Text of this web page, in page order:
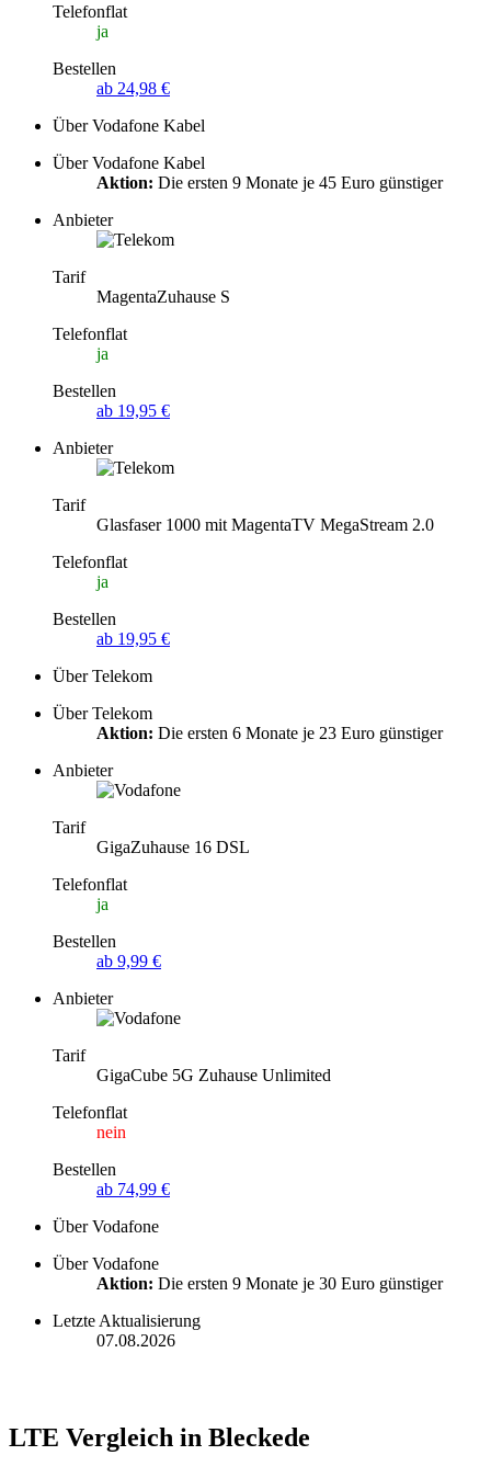
Telefonflat
ja
Bestellen
ab 24,98 €
Über Vodafone Kabel
Über Vodafone Kabel
Aktion: Die ersten 9 Monate je 45 Euro günstiger
Anbieter
Tarif
MagentaZuhause S
Telefonflat
ja
Bestellen
ab 19,95 €
Anbieter
Tarif
Glasfaser 1000 mit MagentaTV MegaStream 2.0
Telefonflat
ja
Bestellen
ab 19,95 €
Über Telekom
Über Telekom
Aktion: Die ersten 6 Monate je 23 Euro günstiger
Anbieter
Tarif
GigaZuhause 16 DSL
Telefonflat
ja
Bestellen
ab 9,99 €
Anbieter
Tarif
GigaCube 5G Zuhause Unlimited
Telefonflat
nein
Bestellen
ab 74,99 €
Über Vodafone
Über Vodafone
Aktion: Die ersten 9 Monate je 30 Euro günstiger
Letzte Aktualisierung
07.08.2026
LTE Vergleich in Bleckede